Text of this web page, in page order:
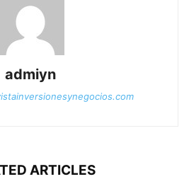
admiyn
ARTICLES